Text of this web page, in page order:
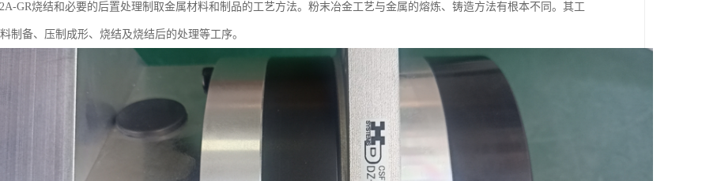
GR烧结和必要的后置处理制取金属材料和制品的工艺方法。粉末冶金工艺与金属的熔炼、铸造方法有根本不同。其工
制备、压制成形、烧结及烧结后的处理等工序。